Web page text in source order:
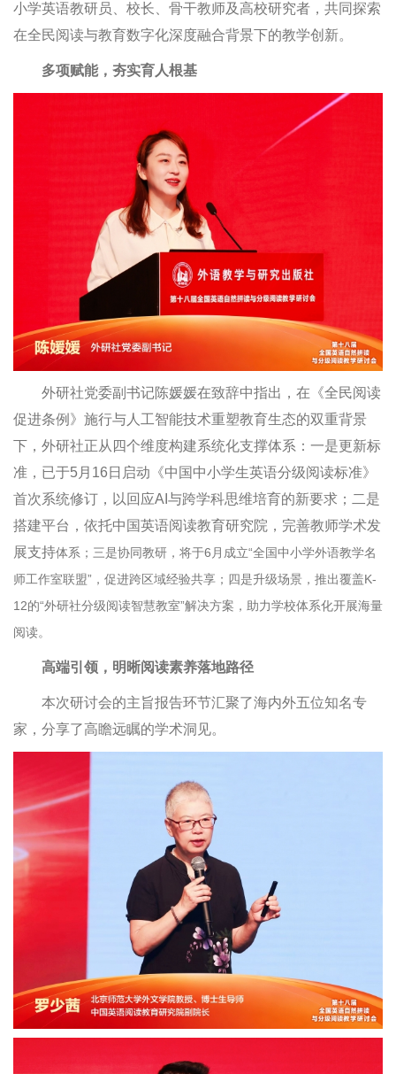
小学英语教研员、校长、骨干教师及高校研究者，共同探索
在全民阅读与教育数字化深度融合背景下的教学创新。
多项赋能，夯实育人根基
外研社党委副书记陈媛媛在致辞中指出，在《全民阅读
促进条例》施行与人工智能技术重塑教育生态的双重背景
下，外研社正从四个维度构建系统化支撑体系：一是更新标
准，已于5月16日启动《中国中小学生英语分级阅读标准》
首次系统修订，以回应AI与跨学科思维培育的新要求；二是
搭建平台，依托中国英语阅读教育研究院，完善教师学术发
展支持体系；三是协同教研，将于6月成立“全国中小学外语教学名
师工作室联盟”，促进跨区域经验共享；四是升级场景，推出覆盖K-
12的“外研社分级阅读智慧教室”解决方案，助力学校体系化开展海量
阅读。
高端引领，明晰阅读素养落地路径
本次研讨会的主旨报告环节汇聚了海内外五位知名专
家，分享了高瞻远瞩的学术洞见。